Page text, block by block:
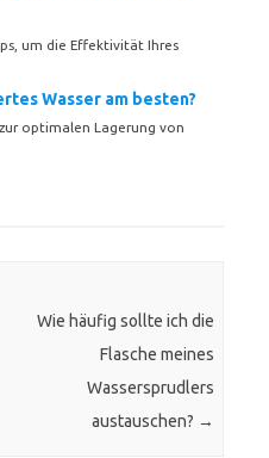
um die Effektivität Ihres
Wasser am besten?
optimalen Lagerung von
Wie häufig sollte ich die
Flasche meines
Wassersprudlers
austauschen? →